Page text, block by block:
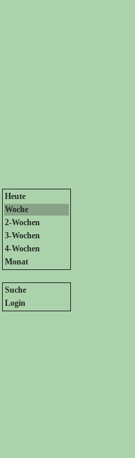
Heute
Woche
2-Wochen
3-Wochen
4-Wochen
Monat
Suche
Login